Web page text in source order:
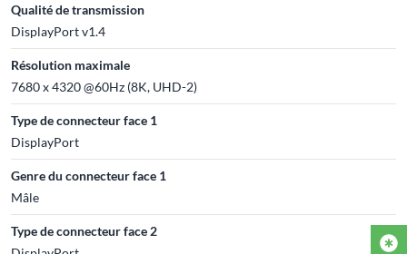
Qualité de transmission
DisplayPort v1.4
Résolution maximale
7680 x 4320 @60Hz (8K, UHD-2)
Type de connecteur face 1
DisplayPort
Genre du connecteur face 1
Mâle
Type de connecteur face 2